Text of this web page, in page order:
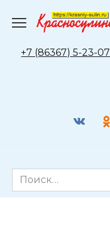
содержанию
+7 (86367) 5-23-07
Search
for: